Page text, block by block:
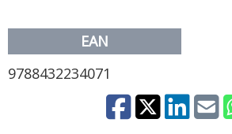
EAN
9788432234071